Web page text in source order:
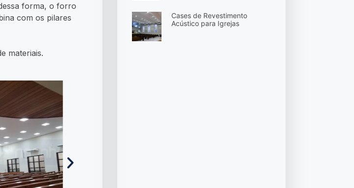
forma, o forro
com os pilares
materiais.
Cases de Revestimento
Acústico para Igrejas